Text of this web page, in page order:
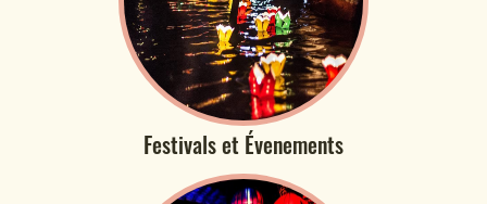
Festivals et Évenements